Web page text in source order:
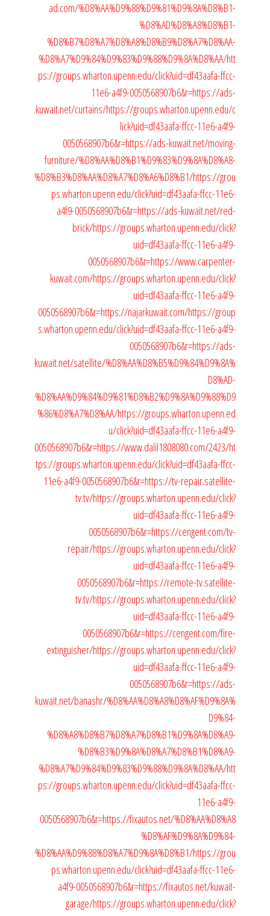
ad.com/%D8%AA%D9%88%D9%81%D9%8A%D8%B1-
%D8%AD%D8%A8%D8%B1-
%D8%B7%D8%A7%D8%A8%D8%B9%D8%A7%D8%AA-
%D8%A7%D9%84%D9%83%D9%88%D9%8A%D8%AA/htt
ps://groups.wharton.upenn.edu/click?uid=df43aafa-ffcc-
11e6-a4f9-0050568907b6&r=https://ads-
kuwait.net/curtains/https://groups.wharton.upenn.edu/c
lick?uid=df43aafa-ffcc-11e6-a4f9-
0050568907b6&r=https://ads-kuwait.net/moving-
furniture/%D8%AA%D8%B1%D9%83%D9%8A%D8%A8-
%D8%B3%D8%AA%D8%A7%D8%A6%D8%B1/https://grou
ps.wharton.upenn.edu/click?uid=df43aafa-ffcc-11e6-
a4f9-0050568907b6&r=https://ads-kuwait.net/red-
brick/https://groups.wharton.upenn.edu/click?
uid=df43aafa-ffcc-11e6-a4f9-
0050568907b6&r=https://www.carpenter-
kuwait.com/https://groups.wharton.upenn.edu/click?
uid=df43aafa-ffcc-11e6-a4f9-
0050568907b6&r=https://najarkuwait.com/https://group
s.wharton.upenn.edu/click?uid=df43aafa-ffcc-11e6-a4f9-
0050568907b6&r=https://ads-
kuwait.net/satellite/%D8%AA%D8%B5%D9%84%D9%8A%
D8%AD-
%D8%AA%D9%84%D9%81%D8%B2%D9%8A%D9%88%D9
%86%D8%A7%D8%AA/https://groups.wharton.upenn.ed
u/click?uid=df43aafa-ffcc-11e6-a4f9-
0050568907b6&r=https://www.dalil1808080.com/2423/ht
tps://groups.wharton.upenn.edu/click?uid=df43aafa-ffcc-
11e6-a4f9-0050568907b6&r=https://tv-repair.satellite-
tv.tv/https://groups.wharton.upenn.edu/click?
uid=df43aafa-ffcc-11e6-a4f9-
0050568907b6&r=https://cengent.com/tv-
repair/https://groups.wharton.upenn.edu/click?
uid=df43aafa-ffcc-11e6-a4f9-
0050568907b6&r=https://remote-tv.satellite-
tv.tv/https://groups.wharton.upenn.edu/click?
uid=df43aafa-ffcc-11e6-a4f9-
0050568907b6&r=https://cengent.com/fire-
extinguisher/https://groups.wharton.upenn.edu/click?
uid=df43aafa-ffcc-11e6-a4f9-
0050568907b6&r=https://ads-
kuwait.net/banashr/%D8%AA%D8%A8%D8%AF%D9%8A%
D9%84-
%D8%A8%D8%B7%D8%A7%D8%B1%D9%8A%D8%A9-
%D8%B3%D9%8A%D8%A7%D8%B1%D8%A9-
%D8%A7%D9%84%D9%83%D9%88%D9%8A%D8%AA/htt
ps://groups.wharton.upenn.edu/click?uid=df43aafa-ffcc-
11e6-a4f9-
0050568907b6&r=https://fixautos.net/%D8%AA%D8%A8
%D8%AF%D9%8A%D9%84-
%D8%AA%D9%88%D8%A7%D9%8A%D8%B1/https://grou
ps.wharton.upenn.edu/click?uid=df43aafa-ffcc-11e6-
a4f9-0050568907b6&r=https://fixautos.net/kuwait-
garage/https://groups.wharton.upenn.edu/click?